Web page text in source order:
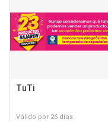
TuTi
Válido por 26 días